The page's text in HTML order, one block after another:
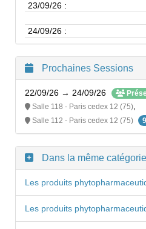
23/09/26 :
24/09/26 :
Prochaines Sessions
22/09/26 → 24/09/26
Salle 118 - Paris cedex 12 (75)
Salle 112 - Paris cedex 12 (75)
Dans la même catégorie
Les produits
Les produits